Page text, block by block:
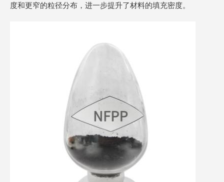
度和更窄的粒径分布，进一步提升了材料的填充密度。